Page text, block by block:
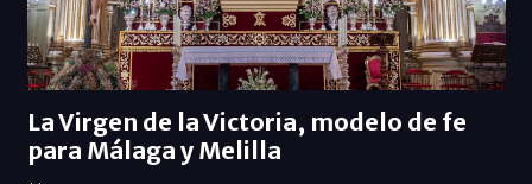
La Virgen de la Victoria, modelo de fe
para Málaga y Melilla